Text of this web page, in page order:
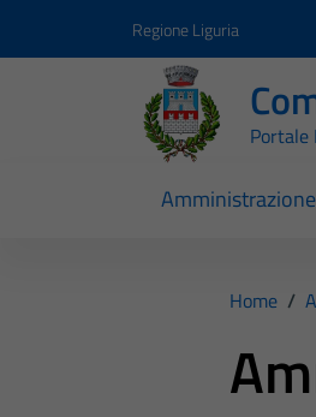
Regione Liguria
Amministrazione
Home /